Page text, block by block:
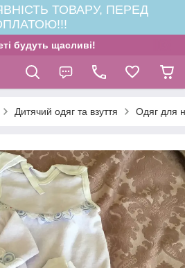
ТОВАРУ, ПЕРЕД
будуть щасливі!
Дитячий одяг та взуття Одяг для